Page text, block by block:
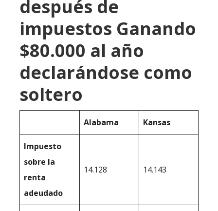
después de
impuestos Ganando
$80.000 al año
declarándose como
soltero
Alabama Kansas
Impuesto
sobre la
renta
adeudado
14.128 14.143